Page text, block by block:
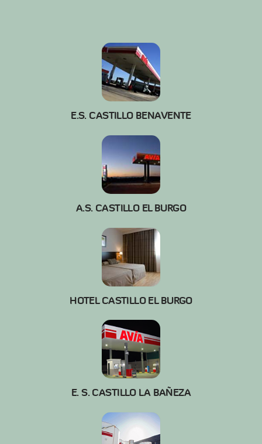
E.S. CASTILLO BENAVENTE
A.S. CASTILLO EL BURGO
HOTEL CASTILLO EL BURGO
E. S. CASTILLO LA BAÑEZA